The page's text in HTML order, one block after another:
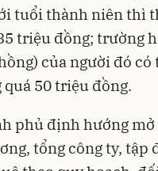
tuổi thành niên thì
triệu đồng; trường
của người đó
50 triệu đồng.
phủ định hướng
tổng công ty, tập